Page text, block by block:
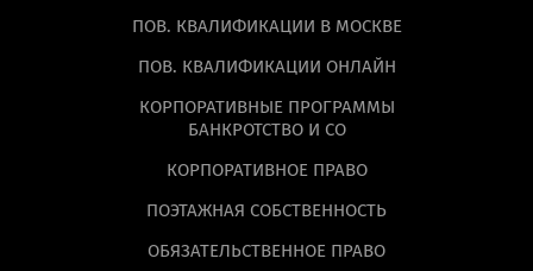
ПОВ. КВАЛИФИКАЦИИ В МОСКВЕ
ПОВ. КВАЛИФИКАЦИИ ОНЛАЙН
КОРПОРАТИВНЫЕ ПРОГРАММЫ
БАНКРОТСТВО И СО
КОРПОРАТИВНОЕ ПРАВО
ПОЭТАЖНАЯ СОБСТВЕННОСТЬ
ОБЯЗАТЕЛЬСТВЕННОЕ ПРАВО